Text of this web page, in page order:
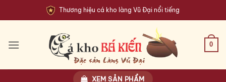
qua
dung
Thương hiệu cá kho làng Vũ Đại nổi tiếng
0
XEM SẢN PHẨM